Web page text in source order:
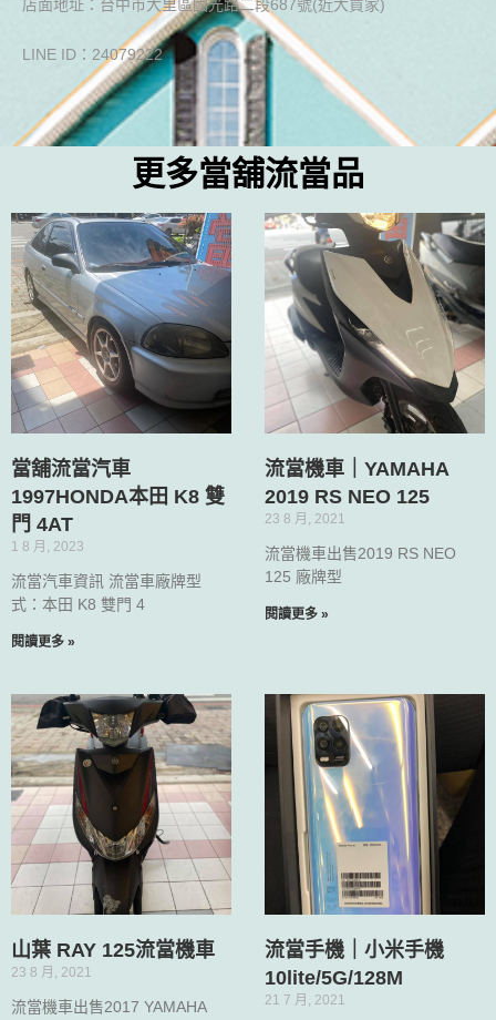
店面地址：台中市大里區國光路二段687號(近大買家)
LINE ID：24079222
更多當舖流當品
當舖流當汽車
1997HONDA本田 K8 雙
門 4AT
1 8 月, 2023
流當汽車資訊 流當車廠牌型
式：本田 K8 雙門 4
閱讀更多 »
流當機車｜YAMAHA
2019 RS NEO 125
23 8 月, 2021
流當機車出售2019 RS NEO
125 廠牌型
閱讀更多 »
山葉 RAY 125流當機車
23 8 月, 2021
流當機車出售2017 YAMAHA
流當手機｜小米手機
10lite/5G/128M
21 7 月, 2021